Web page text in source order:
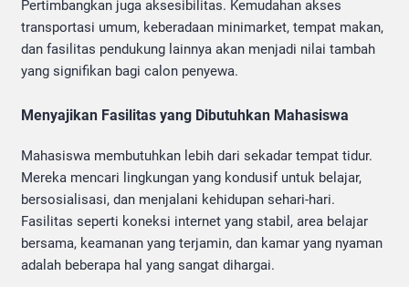
Pertimbangkan juga aksesibilitas. Kemudahan akses
transportasi umum, keberadaan minimarket, tempat makan,
dan fasilitas pendukung lainnya akan menjadi nilai tambah
yang signifikan bagi calon penyewa.
Menyajikan Fasilitas yang Dibutuhkan Mahasiswa
Mahasiswa membutuhkan lebih dari sekadar tempat tidur.
Mereka mencari lingkungan yang kondusif untuk belajar,
bersosialisasi, dan menjalani kehidupan sehari-hari.
Fasilitas seperti koneksi internet yang stabil, area belajar
bersama, keamanan yang terjamin, dan kamar yang nyaman
adalah beberapa hal yang sangat dihargai.